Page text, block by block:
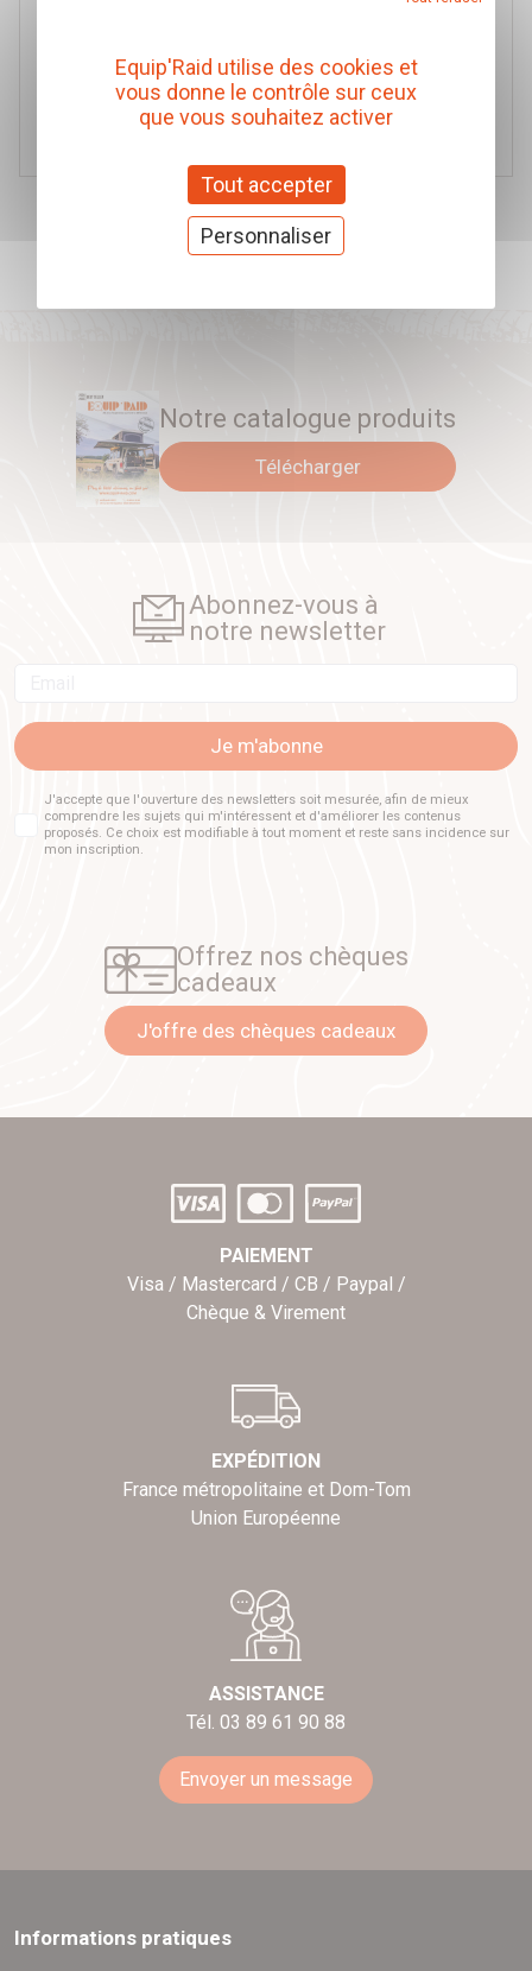
200,00 € TTC (Prix pour 1 Pièce)
Ajouter au panier
Précédent 1 Suivant
Notre catalogue produits
Télécharger
Abonnez-vous à
notre newsletter
Je m'abonne
J'accepte que l'ouverture des newsletters soit mesurée, afin de mieux
comprendre les sujets qui m'intéressent et d'améliorer les contenus
proposés. Ce choix est modifiable à tout moment et reste sans incidence sur
mon inscription.
Offrez nos chèques
cadeaux
J'offre des chèques cadeaux
PAIEMENT
Visa / Mastercard / CB / Paypal /
Chèque & Virement
EXPÉDITION
France métropolitaine et Dom-Tom
Union Européenne
ASSISTANCE
Tél. 03 89 61 90 88
Envoyer un message
Informations pratiques
Equip'Raid utilise des cookies et
vous donne le contrôle sur ceux
que vous souhaitez activer
Tout accepter
Personnaliser